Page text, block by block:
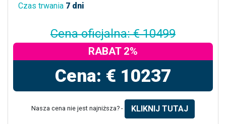
Czas trwania 7 dni
Cena oficjalna: € 10499
RABAT 2%
Cena: € 10237
Nasza cena nie jest najniższa? - KLIKNIJ TUTAJ